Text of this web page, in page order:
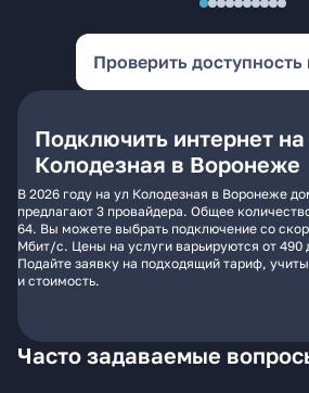
Проверить доступность
Подключить интернет на
Колодезная в Воронеже
В 2026 году на ул Колодезная в Воронеже
предлагают 3 провайдера. Общее
64. Вы можете выбрать подключение со
Мбит/с. Цены на услуги варьируются от 490
Подайте заявку на подходящий тариф,
и стоимость.
Часто задаваемые